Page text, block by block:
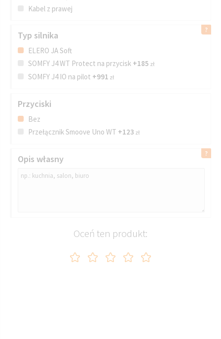
Kabel z prawej
Typ silnika
ELERO JA Soft
SOMFY J4 WT Protect na przycisk +185 zł
SOMFY J4 IO na pilot +991 zł
Przyciski
Bez
Przełącznik Smoove Uno WT +123 zł
Opis własny
Oceń ten produkt: